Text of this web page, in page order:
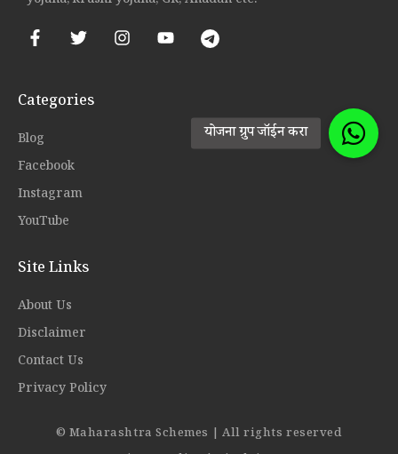
Categories
Blog
Facebook
Instagram
YouTube
Site Links
About Us
Disclaimer
Contact Us
Privacy Policy
© Maharashtra Schemes | All rights reserved